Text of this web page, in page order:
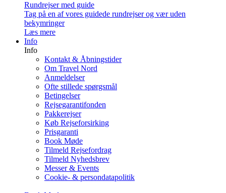
Rundrejser med guide
Tag på en af vores guidede rundrejser og vær uden
bekymringer
Læs mere
Info
Info
Kontakt & Åbningstider
Om Travel Nord
Anmeldelser
Ofte stillede spørgsmål
Betingelser
Rejsegarantifonden
Pakkerejser
Køb Rejseforsirking
Prisgaranti
Book Møde
Tilmeld Rejsefordrag
Tilmeld Nyhedsbrev
Messer & Events
Cookie- & persondatapolitik